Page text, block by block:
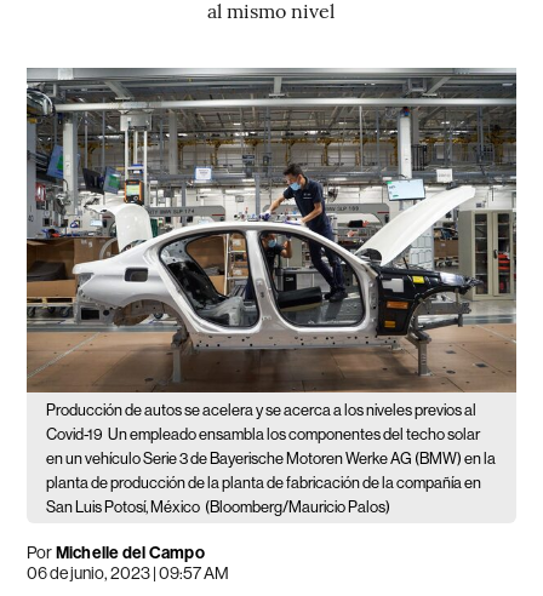
al mismo nivel
Producción de autos se acelera y se acerca a los niveles previos al
Covid-19 Un empleado ensambla los componentes del techo solar
en un vehículo Serie 3 de Bayerische Motoren Werke AG (BMW) en la
planta de producción de la planta de fabricación de la compañía en
San Luis Potosí, México (Bloomberg/Mauricio Palos)
PorMichelle del Campo
06 de junio, 2023 | 09:57 AM